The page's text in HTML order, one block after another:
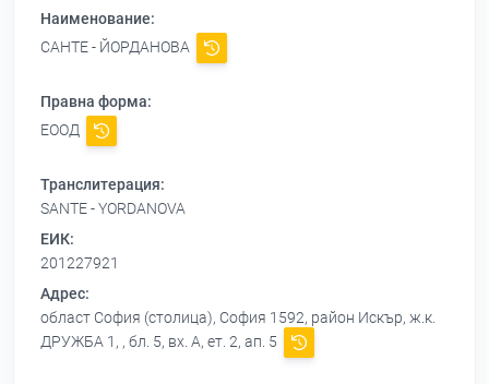
Наименование:
САНТЕ - ЙОРДАНОВА
Правна форма:
ЕООД
Транслитерация:
SANTE - YORDANOVA
ЕИК:
201227921
Адрес:
област София (столица), София 1592, район Искър, ж.к.
ДРУЖБА 1, , бл. 5, вх. А, ет. 2, ап. 5